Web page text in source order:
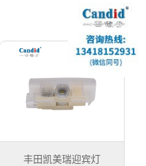
丰田凯美瑞迎宾灯